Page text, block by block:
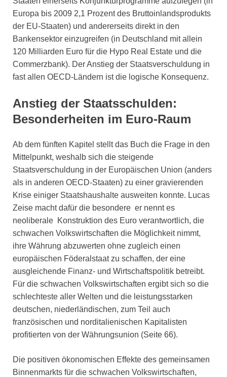
Europa bis 2009 2,1 Prozent des Bruttoinlandsprodukts
der EU-Staaten) und andererseits direkt in den
Bankensektor einzugreifen (in Deutschland mit allein
120 Milliarden Euro für die Hypo Real Estate und die
Commerzbank). Der Anstieg der Staatsverschuldung in
fast allen OECD-Ländern ist die logische Konsequenz.
Anstieg der Staatsschulden:
Besonderheiten im Euro-Raum
Ab dem fünften Kapitel stellt das Buch die Frage in den
Mittelpunkt, weshalb sich die steigende
Staatsverschuldung in der Europäischen Union (anders
als in anderen OECD-Staaten) zu einer gravierenden
Krise einiger Staatshaushalte ausweiten konnte. Lucas
Zeise macht dafür die besondere  er nennt es
neoliberale  Konstruktion des Euro verantwortlich, die
schwachen Volkswirtschaften die Möglichkeit nimmt,
ihre Währung abzuwerten ohne zugleich einen
europäischen Föderalstaat zu schaffen, der eine
ausgleichende Finanz- und Wirtschaftspolitik betreibt.
Für die schwachen Volkswirtschaften ergibt sich so die
schlechteste aller Welten und die leistungsstarken
deutschen, niederländischen, zum Teil auch
französischen und norditalienischen Kapitalisten
profitierten von der Währungsunion (Seite 66).
Die positiven ökonomischen Effekte des gemeinsamen
Binnenmarkts für die schwachen Volkswirtschaften,